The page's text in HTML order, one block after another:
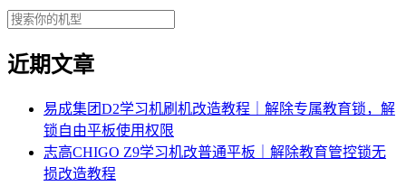
近期文章
易成集团D2学习机刷机改造教程｜解除专属教育锁，解
锁自由平板使用权限
志高CHIGO Z9学习机改普通平板｜解除教育管控锁无
损改造教程